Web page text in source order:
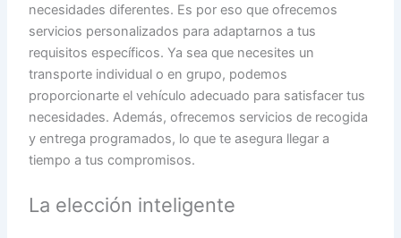
necesidades diferentes. Es por eso que ofrecemos
servicios personalizados para adaptarnos a tus
requisitos específicos. Ya sea que necesites un
transporte individual o en grupo, podemos
proporcionarte el vehículo adecuado para satisfacer tus
necesidades. Además, ofrecemos servicios de recogida
y entrega programados, lo que te asegura llegar a
tiempo a tus compromisos.
La elección inteligente